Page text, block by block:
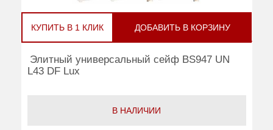
КУПИТЬ В 1 КЛИК ДОБАВИТЬ В КОРЗИНУ
Элитный универсальный сейф BS947 UN
L43 DF Lux
В НАЛИЧИИ